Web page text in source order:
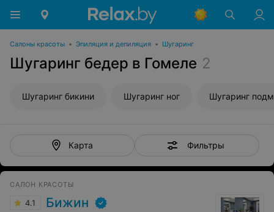
Салоны красоты • Эпиляция и депиляция • Шугаринг
Шугаринг бедер в Гомеле 2
Шугаринг бикини Шугаринг ног Шугаринг
Карта Фильтры
САЛОН КРАСОТЫ
4.1 Бижин